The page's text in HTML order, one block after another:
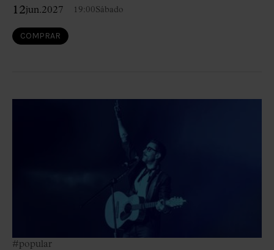
12jun.2027 19:00Sábado
COMPRAR
#popular